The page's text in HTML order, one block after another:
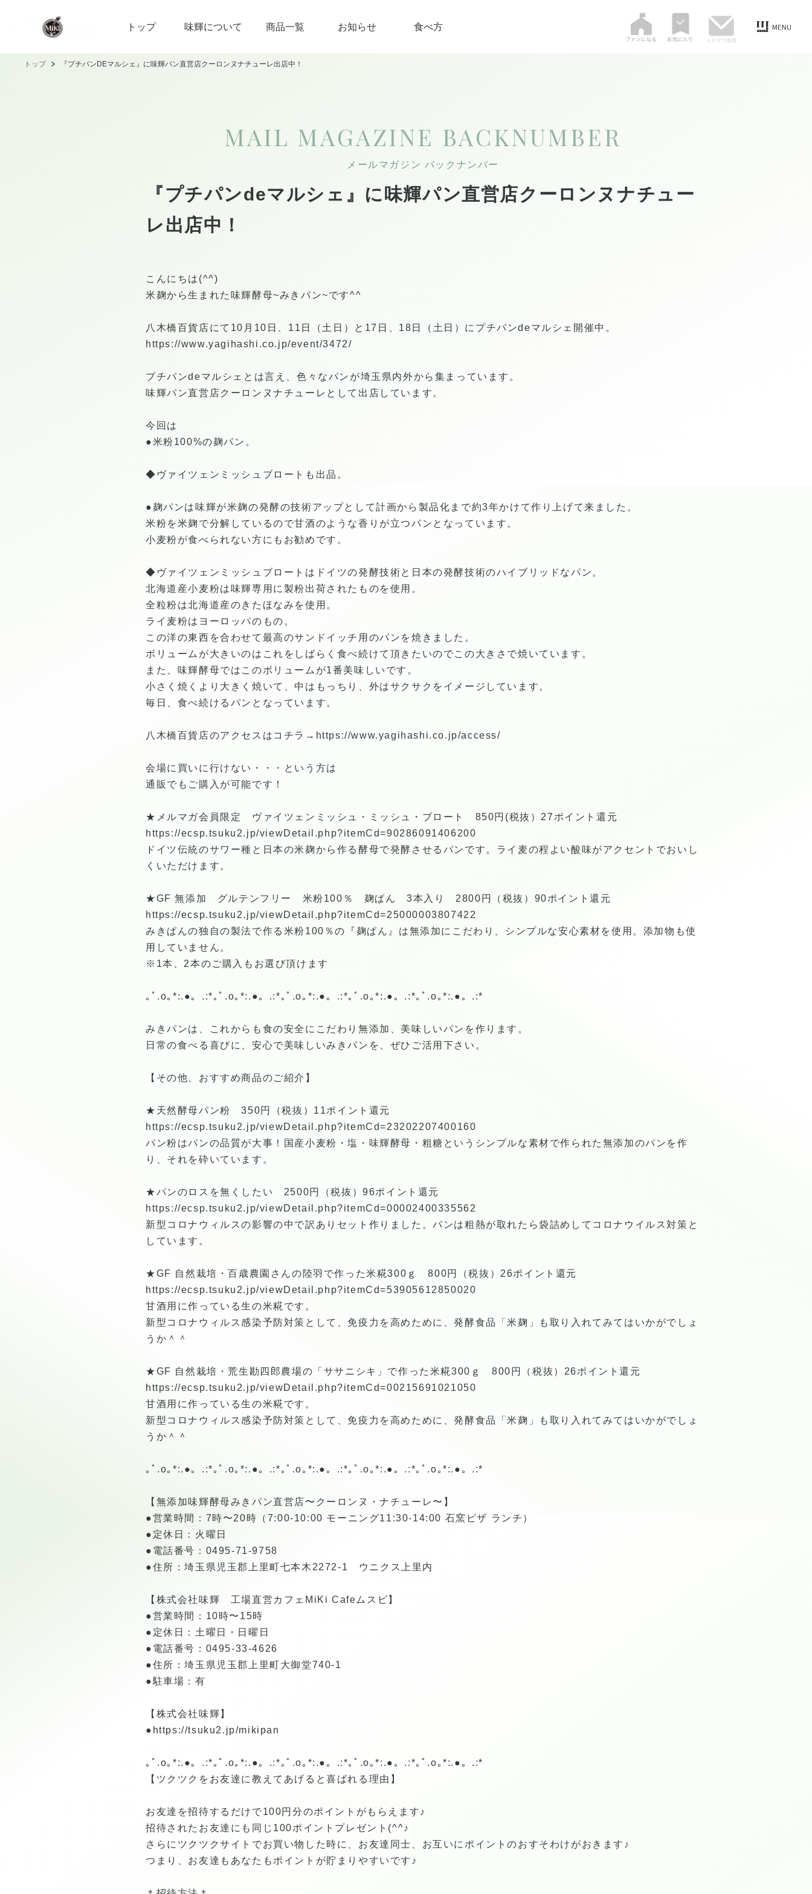
トップ 味輝について 商品一覧 お知らせ 食べ方
トップ 『プチパンDEマルシェ』に味輝パン直営店クーロンヌナチューレ出店中！
MAIL MAGAZINE BACKNUMBER
メールマガジン バックナンバー
『プチパンdeマルシェ』に味輝パン直営店クーロンヌナチュー
レ出店中！
こんにちは(^^)
米麹から生まれた味輝酵母~みきパン~です^^
八木橋百貨店にて10月10日、11日（土日）と17日、18日（土日）にプチパンdeマルシェ開催中。
https://www.yagihashi.co.jp/event/3472/
プチパンdeマルシェとは言え、色々なパンが埼玉県内外から集まっています。
味輝パン直営店クーロンヌナチューレとして出店しています。
今回は
●米粉100%の麹パン。
◆ヴァイツェンミッシュブロートも出品。
●麹パンは味輝が米麹の発酵の技術アップとして計画から製品化まで約3年かけて作り上げて来ました。
米粉を米麹で分解しているので甘酒のような香りが立つパンとなっています。
小麦粉が食べられない方にもお勧めです。
◆ヴァイツェンミッシュブロートはドイツの発酵技術と日本の発酵技術のハイブリッドなパン。
北海道産小麦粉は味輝専用に製粉出荷されたものを使用。
全粒粉は北海道産のきたほなみを使用。
ライ麦粉はヨーロッパのもの。
この洋の東西を合わせて最高のサンドイッチ用のパンを焼きました。
ボリュームが大きいのはこれをしばらく食べ続けて頂きたいのでこの大きさで焼いています。
また、味輝酵母ではこのボリュームが1番美味しいです。
小さく焼くより大きく焼いて、中はもっちり、外はサクサクをイメージしています。
毎日、食べ続けるパンとなっています。
八木橋百貨店のアクセスはコチラ→ https://www.yagihashi.co.jp/access/
会場に買いに行けない・・・という方は
通販でもご購入が可能です！
★メルマガ会員限定 ヴァイツェンミッシュ・ミッシュ・ブロート 850円(税抜）27ポイント還元
https://ecsp.tsuku2.jp/viewDetail.php?itemCd=90286091406200
ドイツ伝統のサワー種と日本の米麹から作る酵母で発酵させるパンです。ライ麦の程よい酸味がアクセントでおいし
くいただけます。
★GF 無添加 グルテンフリー 米粉100％ 麹ぱん 3本入り 2800円（税抜）90ポイント還元
https://ecsp.tsuku2.jp/viewDetail.php?itemCd=25000003807422
みきぱんの独自の製法で作る米粉100％の『麹ぱん』は無添加にこだわり、シンプルな安心素材を使用。添加物も使
用していません。
※1本、2本のご購入もお選び頂けます
｡ﾟ.o｡*:.●。.:*｡ﾟ.o｡*:.●。.:*｡ﾟ.o｡*:.●。.:*｡ﾟ.o｡*:.●。.:*｡ﾟ.o｡*:.●。.:*
みきパンは、これからも食の安全にこだわり無添加、美味しいパンを作ります。
日常の食べる喜びに、安心で美味しいみきパンを、ぜひご活用下さい。
【その他、おすすめ商品のご紹介】
★天然酵母パン粉 350円（税抜）11ポイント還元
https://ecsp.tsuku2.jp/viewDetail.php?itemCd=23202207400160
パン粉はパンの品質が大事！国産小麦粉・塩・味輝酵母・粗糖というシンプルな素材で作られた無添加のパンを作
り、それを砕いています。
★パンのロスを無くしたい 2500円（税抜）96ポイント還元
https://ecsp.tsuku2.jp/viewDetail.php?itemCd=00002400335562
新型コロナウィルスの影響の中で訳ありセット作りました。パンは粗熱が取れたら袋詰めしてコロナウイルス対策と
しています。
★GF 自然栽培・百歳農園さんの陸羽で作った米糀300ｇ 800円（税抜）26ポイント還元
https://ecsp.tsuku2.jp/viewDetail.php?itemCd=53905612850020
甘酒用に作っている生の米糀です。
新型コロナウィルス感染予防対策として、免疫力を高めために、発酵食品「米麹」も取り入れてみてはいかがでしょ
うか＾＾
★GF 自然栽培・荒生勘四郎農場の「ササニシキ」で作った米糀300ｇ 800円（税抜）26ポイント還元
https://ecsp.tsuku2.jp/viewDetail.php?itemCd=00215691021050
甘酒用に作っている生の米糀です。
新型コロナウィルス感染予防対策として、免疫力を高めために、発酵食品「米麹」も取り入れてみてはいかがでしょ
うか＾＾
｡ﾟ.o｡*:.●。.:*｡ﾟ.o｡*:.●。.:*｡ﾟ.o｡*:.●。.:*｡ﾟ.o｡*:.●。.:*｡ﾟ.o｡*:.●。.:*
【無添加味輝酵母みきパン直営店〜クーロンヌ・ナチューレ〜】
●営業時間：7時〜20時（7:00-10:00 モーニング11:30-14:00 石窯ピザ ランチ）
●定休日：火曜日
●電話番号：0495-71-9758
●住所：埼玉県児玉郡上里町七本木2272-1 ウニクス上里内
【株式会社味輝 工場直営カフェMiKi Cafeムスビ】
●営業時間：10時〜15時
●定休日：土曜日・日曜日
●電話番号：0495-33-4626
●住所：埼玉県児玉郡上里町大御堂740-1
●駐車場：有
【株式会社味輝】
● https://tsuku2.jp/mikipan
｡ﾟ.o｡*:.●。.:*｡ﾟ.o｡*:.●。.:*｡ﾟ.o｡*:.●。.:*｡ﾟ.o｡*:.●。.:*｡ﾟ.o｡*:.●。.:*
【ツクツクをお友達に教えてあげると喜ばれる理由】
お友達を招待するだけで100円分のポイントがもらえます♪
招待されたお友達にも同じ100ポイントプレゼント(^^♪
さらにツクツクサイトでお買い物した時に、お友達同士、お互いにポイントのおすそわけがおきます♪
つまり、お友達もあなたもポイントが貯まりやすいです♪